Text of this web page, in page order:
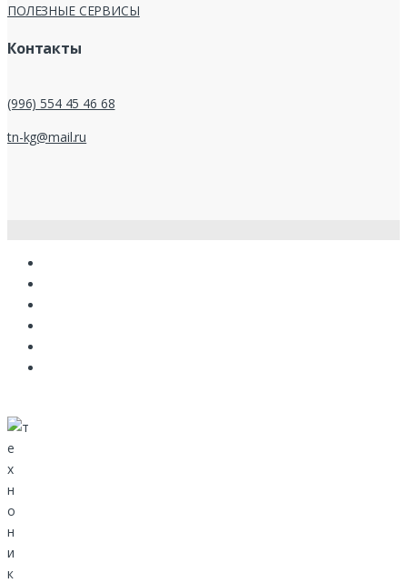
ПОЛЕЗНЫЕ СЕРВИСЫ
Контакты
(996) 554 45 46 68
tn-kg@mail.ru